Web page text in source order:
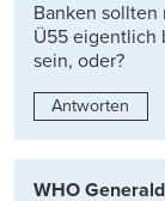
Banken sollten
Ü55 eigentlich
sein, oder?
Antworten
WHO